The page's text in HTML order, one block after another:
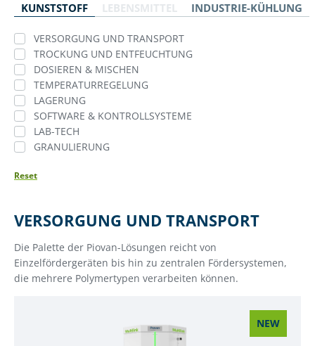
KUNSTSTOFF LEBENSMITTEL INDUSTRIE-KÜHLUNG
VERSORGUNG UND TRANSPORT
TROCKUNG UND ENTFEUCHTUNG
DOSIEREN & MISCHEN
TEMPERATURREGELUNG
LAGERUNG
SOFTWARE & KONTROLLSYSTEME
LAB-TECH
GRANULIERUNG
Reset
VERSORGUNG UND TRANSPORT
Die Palette der Piovan-Lösungen reicht von
Einzelfördergeräten bis hin zu zentralen Fördersystemen,
die mehrere Polymertypen verarbeiten können.
NEW